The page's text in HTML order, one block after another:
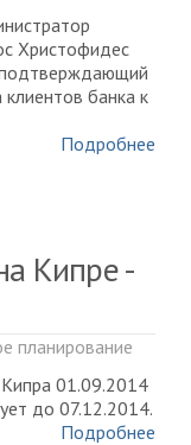
Христофидес
подтверждающий
банка к
Подробнее
Кипре -
планирование
01.09.2014
до 07.12.2014.
Подробнее